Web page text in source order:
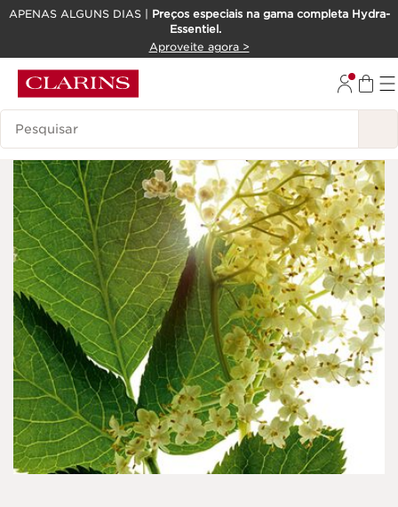
SALTAR PARA O CONTEÚDO
APENAS ALGUNS DIAS | Preços especiais na gama completa Hydra-
Essentiel.
Aproveite agora >
Pesquisar Legenda